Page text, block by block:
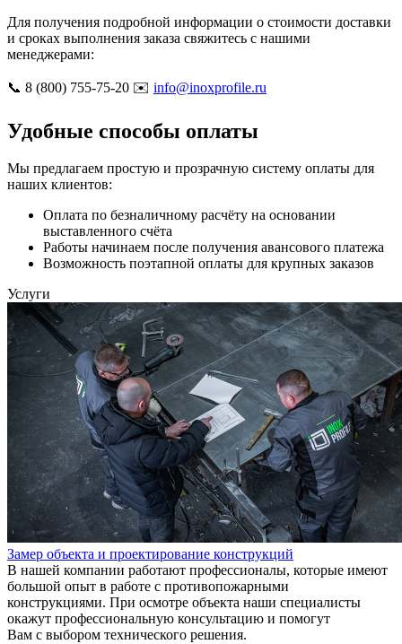
Для получения подробной информации о стоимости доставки
и сроках выполнения заказа свяжитесь с нашими
менеджерами:
📞 8 (800) 755-75-20 ✉️ info@inoxprofile.ru
Удобные способы оплаты
Мы предлагаем простую и прозрачную систему оплаты для
наших клиентов:
Оплата по безналичному расчёту на основании
выставленного счёта
Работы начинаем после получения авансового платежа
Возможность поэтапной оплаты для крупных заказов
Услуги
Замер объекта и проектирование конструкций
В нашей компании работают профессионалы, которые имеют
большой опыт в работе с противопожарными
конструкциями. При осмотре объекта наши специалисты
окажут профессиональную консультацию и помогут
Вам с выбором технического решения.